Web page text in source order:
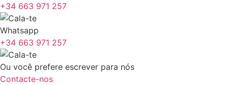
+34 663 971 257
Whatsapp
+34 663 971 257
Ou você prefere escrever para nós
Contacte-nos